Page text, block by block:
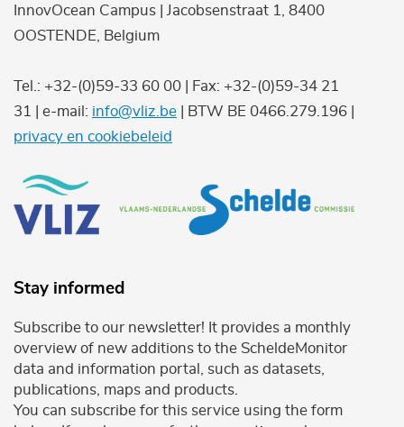
InnovOcean Campus | Jacobsenstraat 1, 8400
OOSTENDE, Belgium
Tel.: +32-(0)59-33 60 00 | Fax: +32-(0)59-34 21
31 | e-mail: info@vliz.be | BTW BE 0466.279.196 |
privacy en cookiebeleid
Stay informed
Subscribe to our newsletter! It provides a monthly
overview of new additions to the ScheldeMonitor
data and information portal, such as datasets,
publications, maps and products.
You can subscribe for this service using the form